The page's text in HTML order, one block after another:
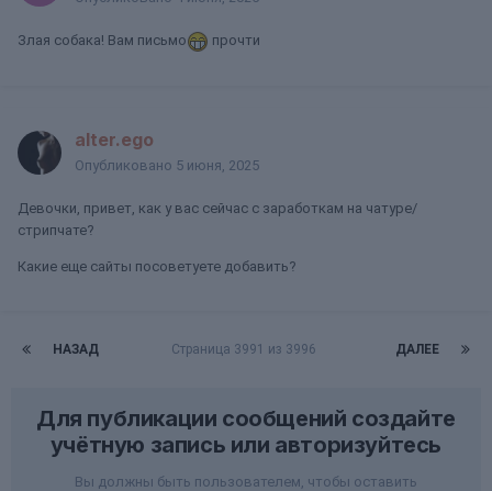
Злая собака! Вам письмо прочти
alter.ego
Опубликовано 5 июня, 2025
Девочки, привет, как у вас сейчас с заработкам на чатуре/
стрипчате?
Какие еще сайты посоветуете добавить?
НАЗАД ДАЛЕЕ
Страница 3991 из 3996
Для публикации сообщений создайте
учётную запись или авторизуйтесь
Вы должны быть пользователем, чтобы оставить